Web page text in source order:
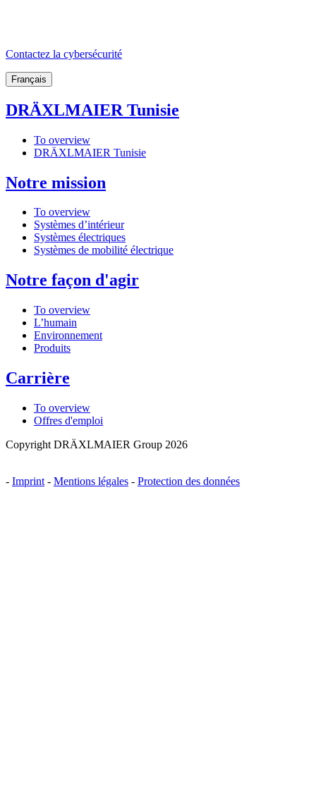
Contactez la cybersécurité
Français
DRÄXLMAIER Tunisie
To overview
DRÄXLMAIER Tunisie
Notre mission
To overview
Systèmes d’intérieur
Systèmes électriques
Systèmes de mobilité électrique
Notre façon d'agir
To overview
L’humain
Environnement
Produits
Carrière
To overview
Offres d'emploi
Copyright DRÄXLMAIER Group 2026
- Imprint - Mentions légales - Protection des données